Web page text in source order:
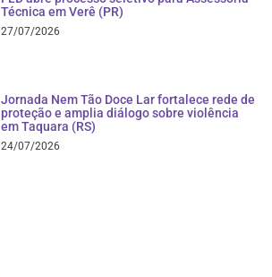
Técnica em Verê (PR)
27/07/2026
Jornada Nem Tão Doce Lar fortalece rede de
proteção e amplia diálogo sobre violência
em Taquara (RS)
24/07/2026